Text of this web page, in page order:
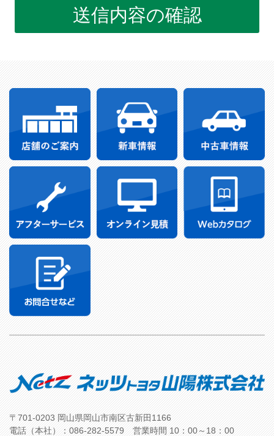
送信内容の確認
〒701-0203 岡山県岡山市南区古新田1166
電話（本社）：086-282-5579 営業時間 10：00～18：00